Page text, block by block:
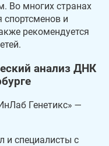
Во многих странах
и
рекомендуется
анализ ДНК
Генетикс» —
и специалисты с